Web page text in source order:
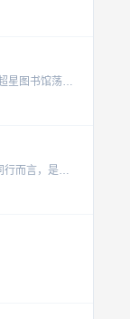
MATLAB7.0混合编程,pdg格式电子书，从学校超星图书馆荡下来的，很不错，需要安装超星4.0阅览器！...
模式识别的主要工具集合，对于作模式识别的同行而言，是一个非常好的软件包！ 希望大家多多补充，相互改进！...